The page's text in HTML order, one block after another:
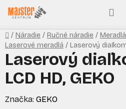
Prejsť
na
obsah
Domov
/ Náradie / Ručné náradie /
Laserové meradlá / Laserový
Laserový
LCD HD, GEKO
Značka: GEKO